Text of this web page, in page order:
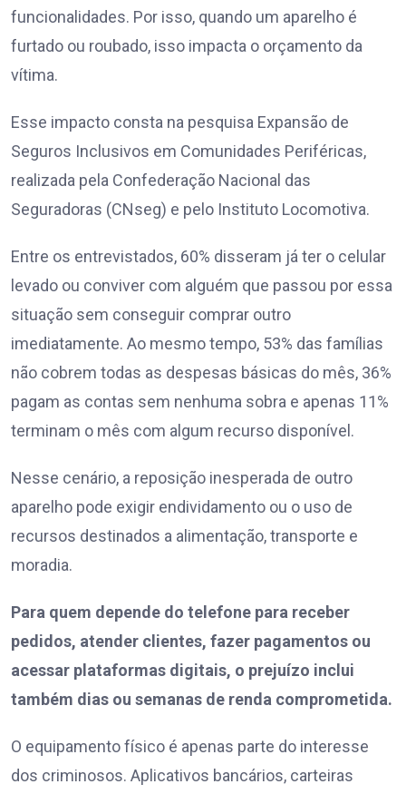
funcionalidades. Por isso, quando um aparelho é
furtado ou roubado, isso impacta o orçamento da
vítima.
Esse impacto consta na pesquisa Expansão de
Seguros Inclusivos em Comunidades Periféricas,
realizada pela Confederação Nacional das
Seguradoras (CNseg) e pelo Instituto Locomotiva.
Entre os entrevistados, 60% disseram já ter o celular
levado ou conviver com alguém que passou por essa
situação sem conseguir comprar outro
imediatamente. Ao mesmo tempo, 53% das famílias
não cobrem todas as despesas básicas do mês, 36%
pagam as contas sem nenhuma sobra e apenas 11%
terminam o mês com algum recurso disponível.
Nesse cenário, a reposição inesperada de outro
aparelho pode exigir endividamento ou o uso de
recursos destinados a alimentação, transporte e
moradia.
Para quem depende do telefone para receber
pedidos, atender clientes, fazer pagamentos ou
acessar plataformas digitais, o prejuízo inclui
também dias ou semanas de renda comprometida.
O equipamento físico é apenas parte do interesse
dos criminosos. Aplicativos bancários, carteiras